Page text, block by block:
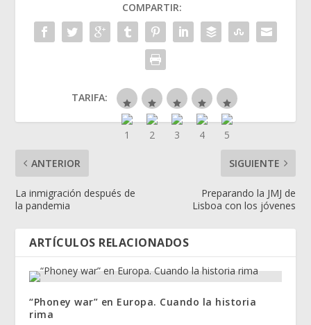
COMPARTIR:
TARIFA:
ANTERIOR
La inmigración después de
la pandemia
SIGUIENTE
Preparando la JMJ de
Lisboa con los jóvenes
ARTÍCULOS RELACIONADOS
“Phoney war” en Europa. Cuando la historia
rima